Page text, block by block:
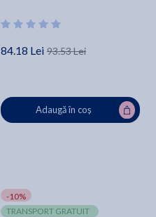
84.18 Lei 93.53 Lei
Adaugă în coș
-10%
TRANSPORT GRATUIT